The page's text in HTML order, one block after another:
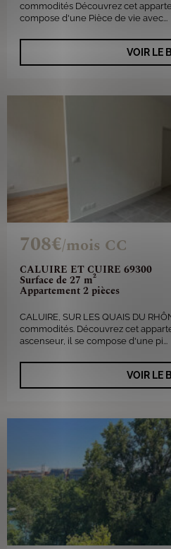
commodités Découvrez cet
compose d'une Pièce de vie avec...
VOIR LE
CALUIRE ET CUIRE 69300
Surface de 27 m²
Appartement 2 pièces
708€/mois CC
CALUIRE, SUR LES QUAIS DU
commodités. Découvrez cet
ascenseur, il se compose d'une pi...
VOIR LE